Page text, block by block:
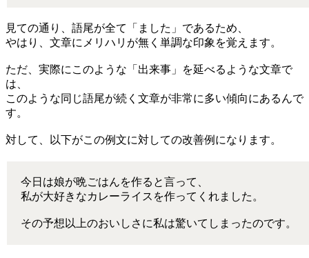
見ての通り、語尾が全て「ました」であるため、
やはり、文章にメリハリが無く単調な印象を覚えます。
ただ、実際にこのような「出来事」を延べるような文章で
は、
このような同じ語尾が続く文章が非常に多い傾向にあるんで
す。
対して、以下がこの例文に対しての改善例になります。
今日は娘が晩ごはんを作ると言って、
私が大好きなカレーライスを作ってくれました。
その予想以上のおいしさに私は驚いてしまったのです。